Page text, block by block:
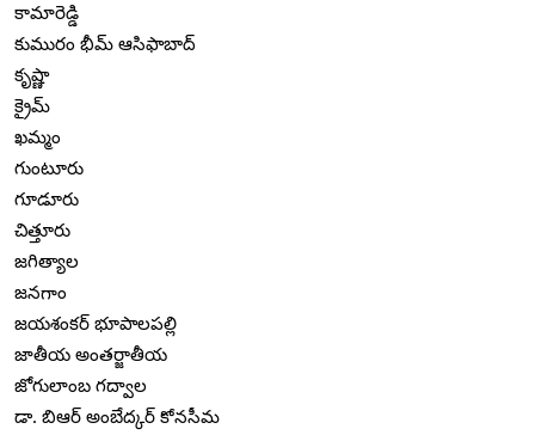
కామారెడ్డి
కుమురం భీమ్ ఆసిఫాబాద్
కృష్ణా
క్రైమ్
ఖమ్మం
గుంటూరు
గూడూరు
చిత్తూరు
జగిత్యాల
జనగాం
జయశంకర్ భూపాలపల్లి
జాతీయ అంతర్జాతీయ
జోగులాంబ గద్వాల
డా. బిఆర్ అంబేద్కర్ కోనసీమ